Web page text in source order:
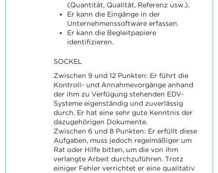
(Quantität, Qualität, Referenz usw.).
Er kann die Eingänge in der
Unternehmenssoftware erfassen.
Er kann die Begleitpapiere
identifizieren.
SOCKEL
Zwischen 9 und 12 Punkten: Er führt die
Kontroll- und Annahmevorgänge anhand
der ihm zu Verfügung stehenden EDV-
Systeme eigenständig und zuverlässig
durch. Er hat eine sehr gute Kenntnis der
dazugehörigen Dokumente.
Zwischen 6 und 8 Punkten: Er erfüllt diese
Aufgaben, muss jedoch regelmäßiger um
Rat oder Hilfe bitten, um die von ihm
verlangte Arbeit durchzuführen. Trotz
einiger Fehler verrichtet er eine qualitativ